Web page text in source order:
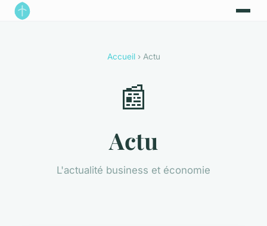
Accueil› Actu
📰
Actu
L'actualité business et économie